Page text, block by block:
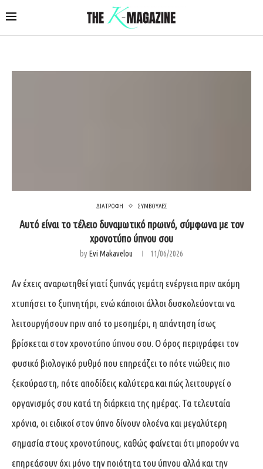
ΔΙΑΤΡΟΦΗ ΣΥΜΒΟΥΛΕΣ
Αυτό είναι το τέλειο δυναμωτικό πρωινό, σύμφωνα με τον
χρονοτύπο ύπνου σου
byEvi Makavelou 11/06/2026
Αν έχεις αναρωτηθεί γιατί ξυπνάς γεμάτη ενέργεια πριν ακόμη
χτυπήσει το ξυπνητήρι, ενώ κάποιοι άλλοι δυσκολεύονται να
λειτουργήσουν πριν από το μεσημέρι, η απάντηση ίσως
βρίσκεται στον χρονοτύπο ύπνου σου. Ο όρος περιγράφει τον
φυσικό βιολογικό ρυθμό που επηρεάζει το πότε νιώθεις πιο
ξεκούραστη, πότε αποδίδεις καλύτερα και πώς λειτουργεί ο
οργανισμός σου κατά τη διάρκεια της ημέρας. Τα τελευταία
χρόνια, οι ειδικοί στον ύπνο δίνουν ολοένα και μεγαλύτερη
σημασία στους χρονοτύπους, καθώς φαίνεται ότι μπορούν να
επηρεάσουν όχι μόνο την ποιότητα του ύπνου αλλά και την